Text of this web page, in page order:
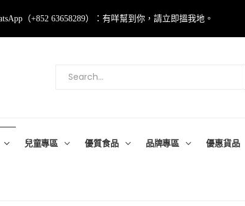
（+852 63658289）：有咩幫到你，請立即搵我地。
兒童專區 優質食品 品牌專區 優惠貨品